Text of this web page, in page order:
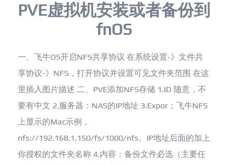
PVE虚拟机安装或者备份到
fnOS
一、飞牛OS开启NFS共享协议 在系统设置-》文件共
享协议-》NFS，打开协议并设置可见文件夹范围 在这
里插入图片描述 二、PVE添加NFS存储 1.ID 随意，不
要有中文 2.服务器：NAS的IP地址 3.Expor：飞牛NFS
上显示的Mac示例，
nfs://192.168.1.150/fs/1000/nfs。IP地址后面的加上
你授权的文件夹名称 4.内容：备份文件必选（主要任